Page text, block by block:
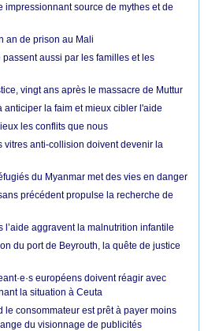
impressionnant source de mythes et de
an de prison au Mali
aussi par les familles et les
vingt ans après le massacre de Muttur
anticiper la faim et mieux cibler l'aide
les conflits que nous
vitres anti-collision doivent devenir la
du Myanmar met des vies en danger
précédent propulse la recherche de
l’aide aggravent la malnutrition infantile
du port de Beyrouth, la quête de justice
européens doivent réagir avec
la situation à Ceuta
le consommateur est prêt à payer moins
du visionnage de publicités